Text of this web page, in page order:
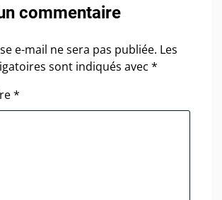
commentaire
e-mail ne sera pas publiée. Les
sont indiqués avec *
*